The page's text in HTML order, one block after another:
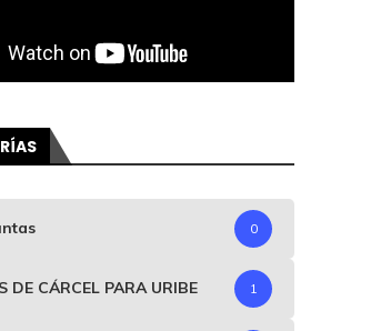
0
DE CÁRCEL PARA URIBE 1